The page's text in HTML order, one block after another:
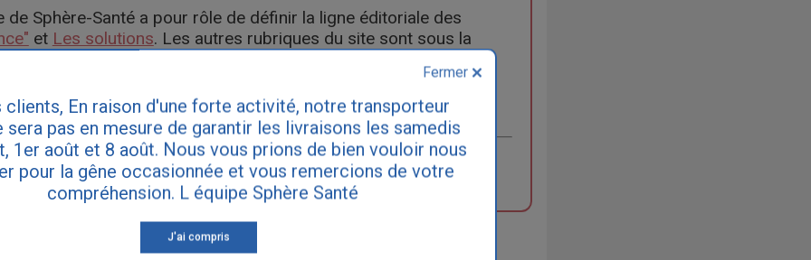
de Sphère-Santé a pour rôle de définir la ligne éditoriale des
et Les solutions. Les autres rubriques du site sont sous la
de Sphère-Santé.
de publication : 26/05/2026
de dernière mise à jour : 27/05/2026
clients, En raison d'une forte activité, notre transporteur
sera pas en mesure de garantir les livraisons les samedis
1er août et 8 août. Nous vous prions de bien vouloir nous
pour la gêne occasionnée et vous remercions de votre
compréhension. L équipe Sphère Santé
J'ai compris
Fermer